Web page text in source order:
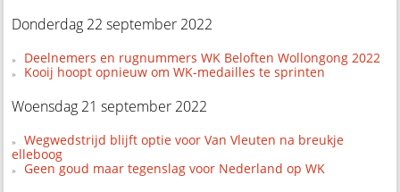
Donderdag 22 september 2022
Deelnemers en rugnummers WK Beloften Wollongong 2022
Kooij hoopt opnieuw om WK-medailles te sprinten
Woensdag 21 september 2022
Wegwedstrijd blijft optie voor Van Vleuten na breukje
elleboog
Geen goud maar tegenslag voor Nederland op WK